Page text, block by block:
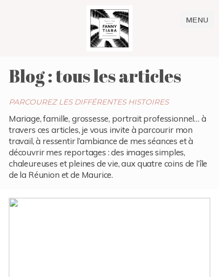
MENU
Blog : tous les articles
PARCOUREZ LES DIFFÉRENTES HISTOIRES
Mariage, famille, grossesse, portrait professionnel… à
travers ces articles, je vous invite à parcourir mon
travail, à ressentir l’ambiance de mes séances et à
découvrir mes reportages : des images simples,
chaleureuses et pleines de vie, aux quatre coins de l’île
de la Réunion et de Maurice.